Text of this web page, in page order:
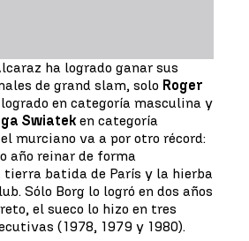
ha logrado ganar sus
de grand slam, solo Roger
en categoría masculina y
Swiateken categoría
murciano va a por otro récord:
año reinar de forma
tierra batida de París y la hierba
Sólo Borg lo logró en dos años
el sueco lo hizo en tres
(1978, 1979 y 1980).